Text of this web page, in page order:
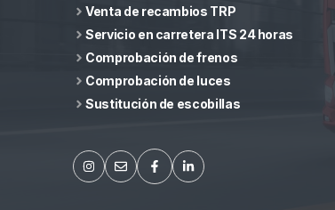
Venta de recambios TRP
Servicio en carretera ITS 24 horas
Comprobación de frenos
Comprobación de luces
Sustitución de escobillas